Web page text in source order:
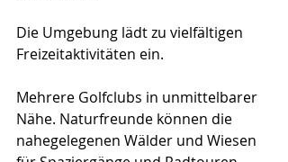
Die Umgebung lädt zu vielfältigen
Freizeitaktivitäten ein.
Mehrere Golfclubs in unmittelbarer
Nähe. Naturfreunde können die
nahegelegenen Wälder und Wiesen